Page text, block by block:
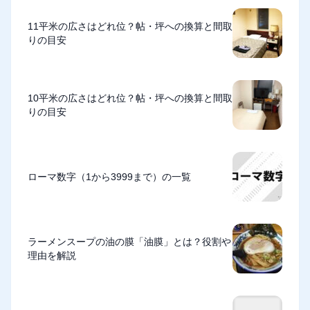
11平米の広さはどれ位？帖・坪への換算と間取
りの目安
10平米の広さはどれ位？帖・坪への換算と間取
りの目安
ローマ数字（1から3999まで）の一覧
ラーメンスープの油の膜「油膜」とは？役割や
理由を解説